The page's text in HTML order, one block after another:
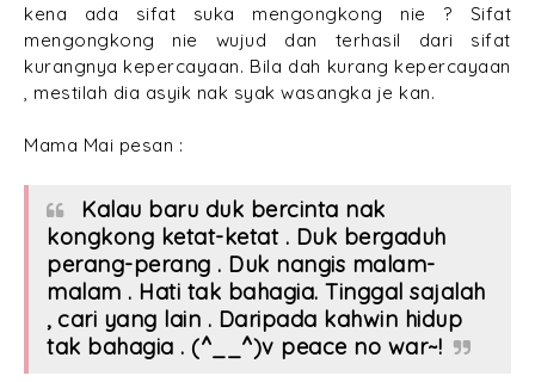
kena ada sifat suka mengongkong nie ? Sifat
mengongkong nie wujud dan terhasil dari sifat
kurangnya kepercayaan. Bila dah kurang kepercayaan
, mestilah dia asyik nak syak wasangka je kan.
Mama Mai pesan :
Kalau baru duk bercinta nak
kongkong ketat-ketat . Duk bergaduh
perang-perang . Duk nangis malam-
malam . Hati tak bahagia. Tinggal sajalah
, cari yang lain . Daripada kahwin hidup
tak bahagia . (^__^)v peace no war~!